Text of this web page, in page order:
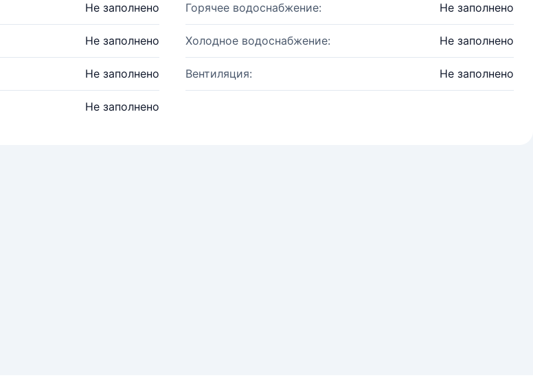
Не заполнено Горячее водоснабжение: Не заполнено
Не заполнено Холодное водоснабжение: Не заполнено
Не заполнено Вентиляция: Не заполнено
Не заполнено